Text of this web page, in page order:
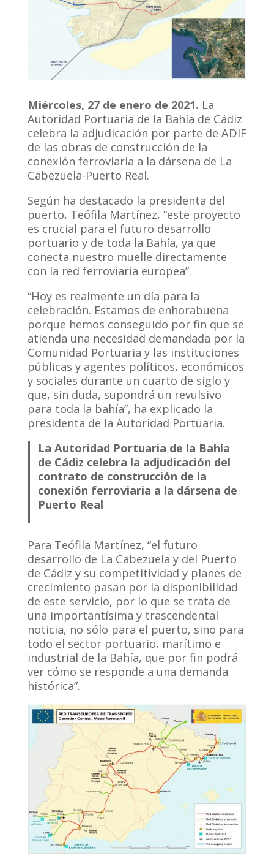
Miércoles, 27 de enero de 2021. La
Autoridad Portuaria de la Bahía de Cádiz
celebra la adjudicación por parte de ADIF
de las obras de construcción de la
conexión ferroviaria a la dársena de La
Cabezuela-Puerto Real.
Según ha destacado la presidenta del
puerto, Teófila Martínez, “este proyecto
es crucial para el futuro desarrollo
portuario y de toda la Bahía, ya que
conecta nuestro muelle directamente
con la red ferroviaria europea”.
“Hoy es realmente un día para la
celebración. Estamos de enhorabuena
porque hemos conseguido por fin que se
atienda una necesidad demandada por la
Comunidad Portuaria y las instituciones
públicas y agentes políticos, económicos
y sociales durante un cuarto de siglo y
que, sin duda, supondrá un revulsivo
para toda la bahía”, ha explicado la
presidenta de la Autoridad Portuaria.
La Autoridad Portuaria de la Bahía
de Cádiz celebra la adjudicación del
contrato de construcción de la
conexión ferroviaria a la dársena de
Puerto Real
Para Teófila Martínez, “el futuro
desarrollo de La Cabezuela y del Puerto
de Cádiz y su competitividad y planes de
crecimiento pasan por la disponibilidad
de este servicio, por lo que se trata de
una importantísima y trascendental
noticia, no sólo para el puerto, sino para
todo el sector portuario, marítimo e
industrial de la Bahía, que por fin podrá
ver cómo se responde a una demanda
histórica”.